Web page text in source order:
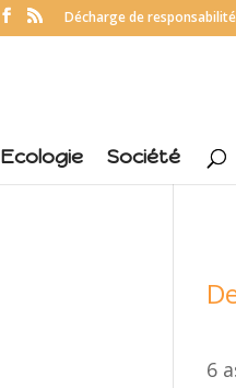
Décharge de responsabilité
Ecologie Société
6